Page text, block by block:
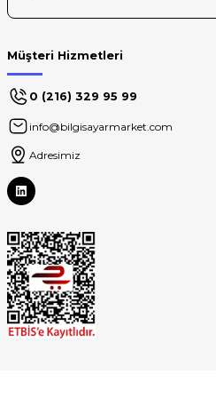
Müşteri Hizmetleri
0 (216) 329 95 99
info@bilgisayarmarket.com
Adresimiz